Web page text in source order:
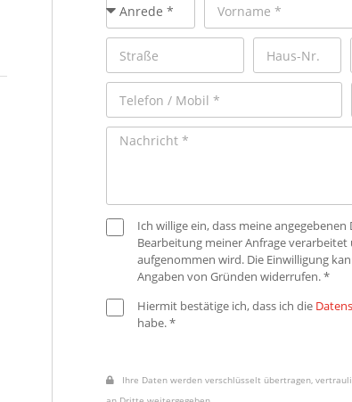
Ich willige ein, dass meine
Bearbeitung meiner Anfrage
aufgenommen wird. Die Einwilligung
Angaben von Gründen widerrufen. *
Hiermit bestätige ich, dass ich die
habe. *
Ihre Daten werden verschlüsselt übertragen,